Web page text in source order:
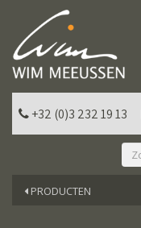
+32 (0)3 232 19 13
PRODUCTEN